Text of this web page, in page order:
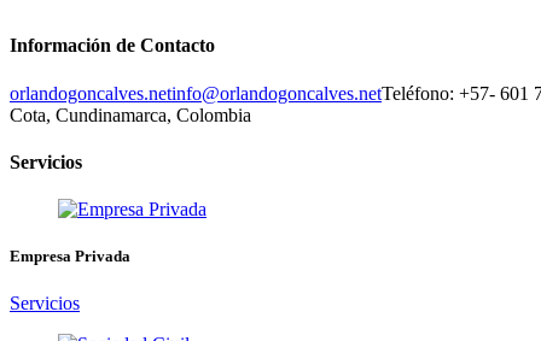
Información de Contacto
orlandogoncalves.netinfo@orlandogoncalves.netTeléfono: +57- 601
Cota, Cundinamarca, Colombia
Servicios
Empresa Privada
Servicios